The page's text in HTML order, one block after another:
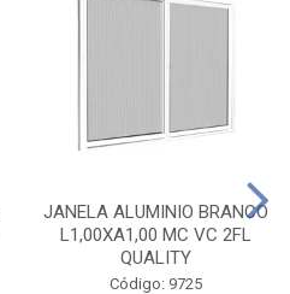
JANELA ALUMINIO BRANCO
L1,00XA1,00 MC VC 2FL
QUALITY
Código: 9725